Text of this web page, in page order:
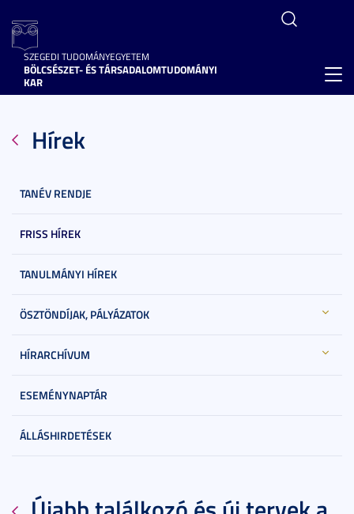
SZEGEDI TUDOMÁNYEGYETEM
BÖLCSÉSZET- ÉS TÁRSADALOMTUDOMÁNYI
KAR
Hírek
TANÉV RENDJE
FRISS HÍREK
TANULMÁNYI HÍREK
ÖSZTÖNDÍJAK, PÁLYÁZATOK
HÍRARCHÍVUM
ESEMÉNYNAPTÁR
ÁLLÁSHIRDETÉSEK